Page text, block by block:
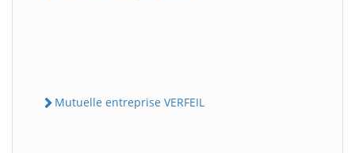
Mutuelle entreprise VERFEIL